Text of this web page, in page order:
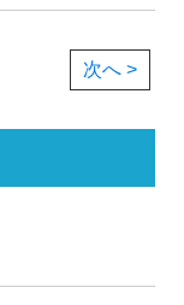
次へ >